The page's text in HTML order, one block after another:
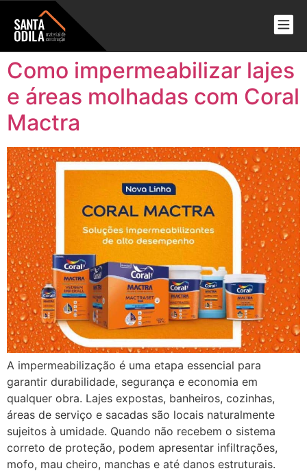
Como impermeabilizar lajes
e áreas molhadas com Coral
Mactra
A impermeabilização é uma etapa essencial para
garantir durabilidade, segurança e economia em
qualquer obra. Lajes expostas, banheiros, cozinhas,
áreas de serviço e sacadas são locais naturalmente
sujeitos à umidade. Quando não recebem o sistema
correto de proteção, podem apresentar infiltrações,
mofo, mau cheiro, manchas e até danos estruturais.